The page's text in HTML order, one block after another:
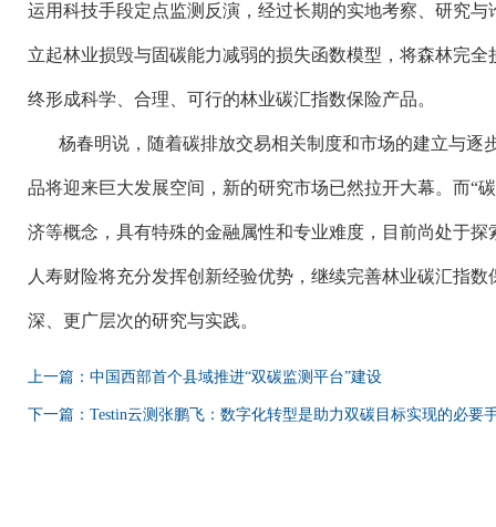
运用科技手段定点监测反演，经过长期的实地考察、研究
立起林业损毁与固碳能力减弱的损失函数模型，将森林完
终形成科学、合理、可行的林业碳汇指数保险产品。
杨春明说，随着碳排放交易相关制度和市场的建立与逐
品将迎来巨大发展空间，新的研究市场已然拉开大幕。而“
济等概念，具有特殊的金融属性和专业难度，目前尚处于
人寿财险将充分发挥创新经验优势，继续完善林业碳汇指
深、更广层次的研究与实践。
上一篇：中国西部首个县域推进“双碳监测平台”建设
下一篇：Testin云测张鹏飞：数字化转型是助力双碳目标实现的必要